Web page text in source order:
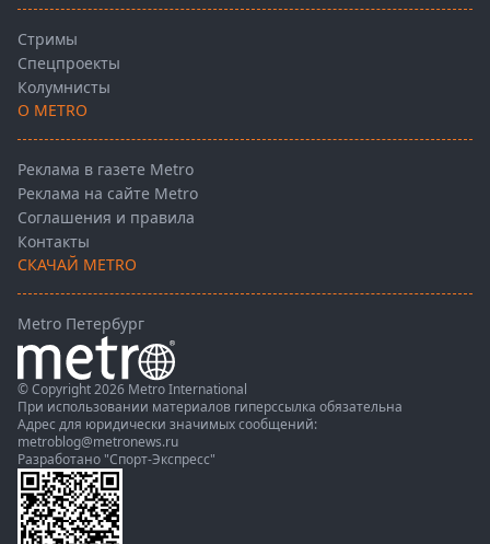
Стримы
Спецпроекты
Колумнисты
О METRO
Реклама в газете Metro
Реклама на сайте Metro
Соглашения и правила
Контакты
СКАЧАЙ METRO
Metro Петербург
© Copyright 2026 Metro International
При использовании материалов гиперссылка обязательна
Адрес для юридически значимых сообщений:
metroblog@metronews.ru
Разработано "Спорт-Экспресс"